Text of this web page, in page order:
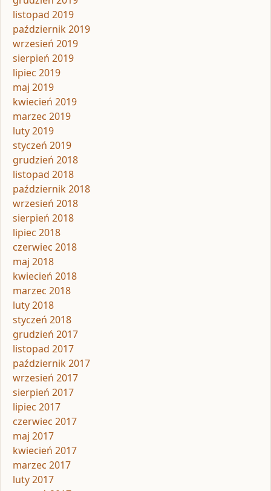
listopad 2019
październik 2019
wrzesień 2019
sierpień 2019
lipiec 2019
maj 2019
kwiecień 2019
marzec 2019
luty 2019
styczeń 2019
grudzień 2018
listopad 2018
październik 2018
wrzesień 2018
sierpień 2018
lipiec 2018
czerwiec 2018
maj 2018
kwiecień 2018
marzec 2018
luty 2018
styczeń 2018
grudzień 2017
listopad 2017
październik 2017
wrzesień 2017
sierpień 2017
lipiec 2017
czerwiec 2017
maj 2017
kwiecień 2017
marzec 2017
luty 2017